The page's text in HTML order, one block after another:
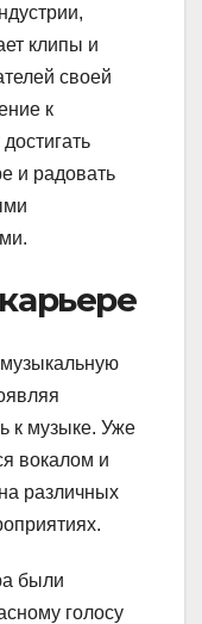
клипы и
своей
к
и радовать
к музыке. Уже
вокалом и
различных
были
голосу